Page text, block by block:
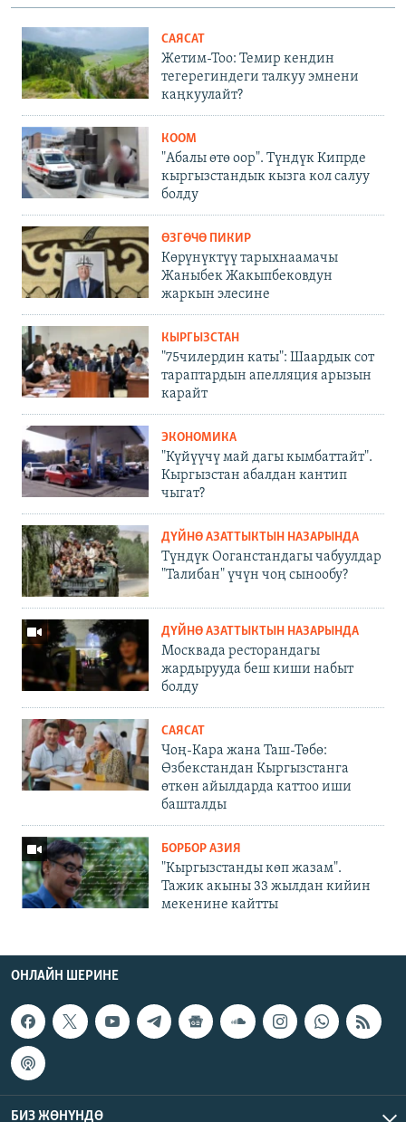
САЯСАТ
Жетим-Тоо: Темир кендин
тегерегиндеги талкуу эмнени
каңкуулайт?
КООМ
"Абалы өтө оор". Түндүк Кипрде
кыргызстандык кызга кол салуу
болду
ӨЗГӨЧӨ ПИКИР
Көрүнүктүү тарыхнаамачы
Жаныбек Жакыпбековдун
жаркын элесине
КЫРГЫЗСТАН
"75чилердин каты": Шаардык сот
тараптардын апелляция арызын
карайт
ЭКОНОМИКА
"Күйүүчү май дагы кымбаттайт".
Кыргызстан абалдан кантип
чыгат?
ДҮЙНӨ АЗАТТЫКТЫН НАЗАРЫНДА
Түндүк Ооганстандагы чабуулдар
"Талибан" үчүн чоң сынообу?
ДҮЙНӨ АЗАТТЫКТЫН НАЗАРЫНДА
Москвада ресторандагы
жардырууда беш киши набыт
болду
САЯСАТ
Чоң-Кара жана Таш-Төбө:
Өзбекстандан Кыргызстанга
өткөн айылдарда каттоо иши
башталды
БОРБОР АЗИЯ
"Кыргызстанды көп жазам".
Тажик акыны 33 жылдан кийин
мекенине кайтты
ОНЛАЙН ШЕРИНЕ
БИЗ ЖӨНҮНДӨ